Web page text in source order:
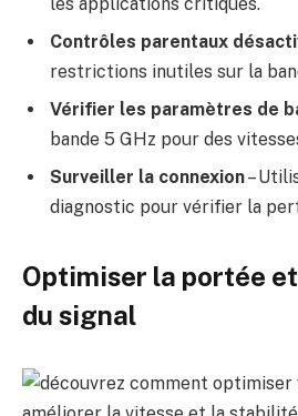
Contrôles parentaux
restrictions inutiles sur la
Vérifier les paramètres de
bande 5 GHz pour des
Surveiller la connexion–
diagnostic pour vérifier la
Optimiser la portée
du signal